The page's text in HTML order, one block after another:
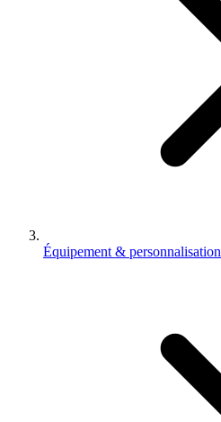
Équipement & personnalisation